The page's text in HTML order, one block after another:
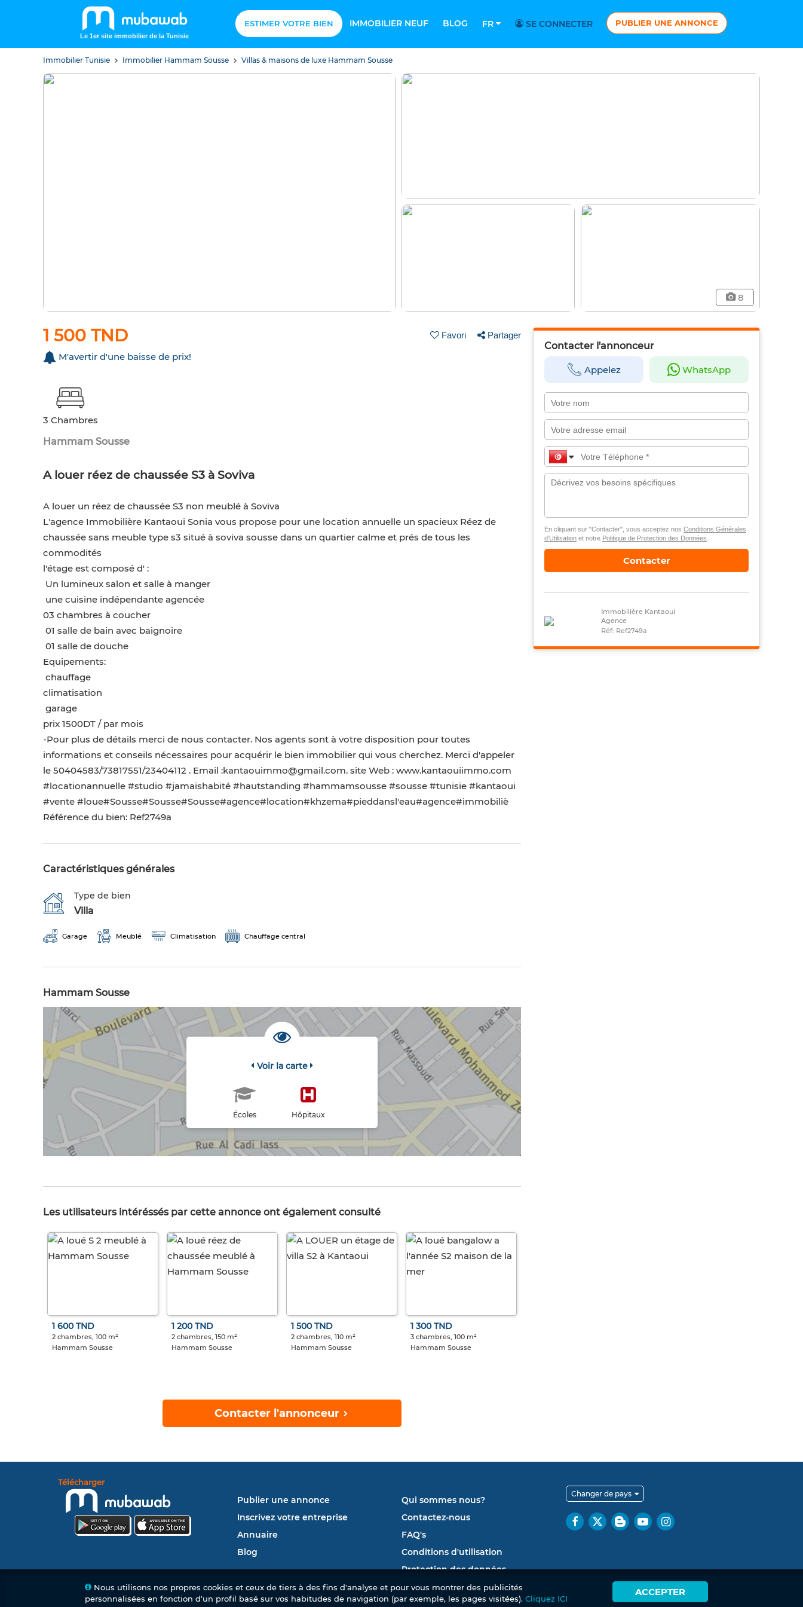
Le 1er site immobilier de la Tunisie
ESTIMER VOTRE BIEN IMMOBILIER NEUF BLOG FR SE CONNECTER PUBLIER UNE ANNONCE
Immobilier Tunisie Immobilier Hammam Sousse Villas & maisons de luxe Hammam Sousse
8
1 500 TND Favori Partager
M'avertir d'une baisse de prix!
3 Chambres
Hammam Sousse
A louer réez de chaussée S3 à Soviva
A louer un réez de chaussée S3 non meublé à Soviva
L'agence Immobilière Kantaoui Sonia vous propose pour une location annuelle un spacieux Réez de
chaussée sans meuble type s3 situé à soviva sousse dans un quartier calme et prés de tous les
commodités
l'étage est composé d' :
️ Un lumineux salon et salle à manger
️ une cuisine indépendante agencée
️03 chambres à coucher
️ 01 salle de bain avec baignoire
️ 01 salle de douche
Equipements:
️ chauffage
️climatisation
️ garage
️prix 1500DT / par mois
-Pour plus de détails merci de nous contacter. Nos agents sont à votre disposition pour toutes
informations et conseils nécessaires pour acquérir le bien immobilier qui vous cherchez. Merci d'appeler
le 50404583/73817551/23404112 . Email :kantaouimmo@gmail.com. site Web : www.kantaouiimmo.com
#locationannuelle #studio #jamaishabité #hautstanding #hammamsousse #sousse #tunisie #kantaoui
#vente #loue#Sousse#Sousse#Sousse#agence#location#khzema#pieddansl'eau#agence#immobiliè
Référence du bien: Ref2749a
Caractéristiques générales
Type de bien
Villa
Garage Meublé Climatisation Chauffage central
Hammam Sousse
Voir la carte
Écoles Hôpitaux
Les utilisateurs intéréssés par cette annonce ont également consulté
1 600 TND
2 chambres, 100 m²
Hammam Sousse
1 200 TND
2 chambres, 150 m²
Hammam Sousse
1 500 TND
2 chambres, 110 m²
Hammam Sousse
1 300 TND
3 chambres, 100 m²
Hammam Sousse
Contacter l'annonceur
Contacter l'annonceur
Appelez WhatsApp
En cliquant sur "Contacter", vous acceptez nos Conditions Générales
d’Utilisationet notre Politique de Protection des Données
Contacter
Immobilière Kantaoui
Agence
Réf: Ref2749a
Télécharger
Publier une annonce
Inscrivez votre entreprise
Annuaire
Blog
Qui sommes nous?
Contactez-nous
FAQ's
Conditions d'utilisation
Protection des données
Changer de pays
Nous utilisons nos propres cookies et ceux de tiers à des fins d'analyse et pour vous montrer des publicités
personnalisées en fonction d'un profil basé sur vos habitudes de navigation (par exemple, les pages visitées). Cliquez ICI
ACCEPTER